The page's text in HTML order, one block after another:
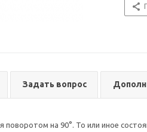
Задать вопрос
на 90°. То или иное